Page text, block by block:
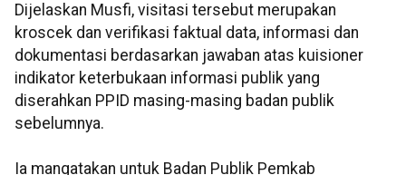
Dijelaskan Musfi, visitasi tersebut merupakan
kroscek dan verifikasi faktual data, informasi dan
dokumentasi berdasarkan jawaban atas kuisioner
indikator keterbukaan informasi publik yang
diserahkan PPID masing-masing badan publik
sebelumnya.
Ia mangatakan untuk Badan Publik Pemkab